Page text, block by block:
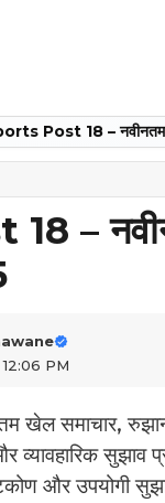
Post 18 –
–
PM
खेल समाचार,
व्यावहारिक
और उपयोगी